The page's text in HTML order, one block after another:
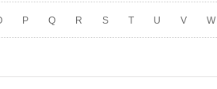
P Q R S T U V W